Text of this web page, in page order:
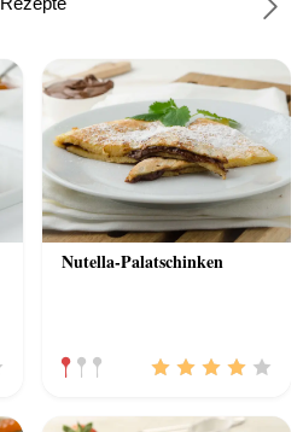
Nutella-Palatschinken